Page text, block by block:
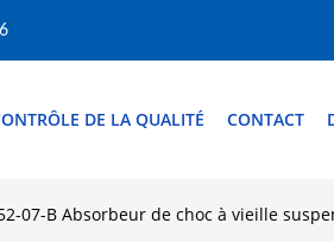
DE LA QUALITÉ CONTACT
07-B Absorbeur de choc à vieille